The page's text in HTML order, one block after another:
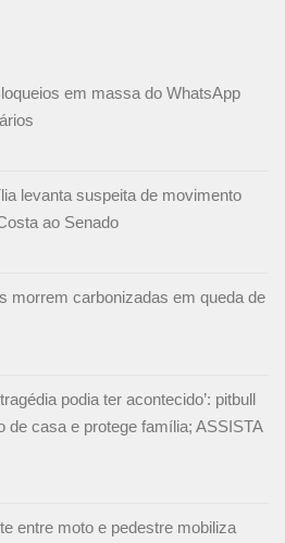
em massa do WhatsApp
levanta suspeita de movimento
ao Senado
morrem carbonizadas em queda de
podia ter acontecido’: pitbull
de casa e protege família; ASSISTA
entre moto e pedestre mobiliza